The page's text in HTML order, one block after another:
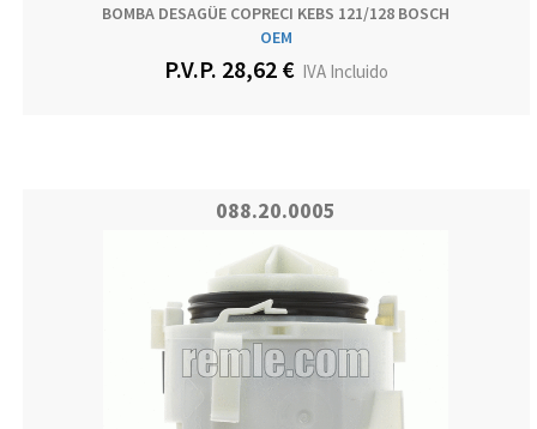
BOMBA DESAGÜE COPRECI KEBS 121/128 BOSCH
OEM
P.V.P. 28,62 €IVA Incluido
088.20.0005